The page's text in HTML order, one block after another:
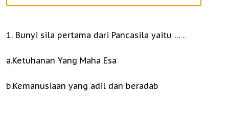
1. Bunyi sila pertama dari Pancasila yaitu … .
a.Ketuhanan Yang Maha Esa
b.Kemanusiaan yang adil dan beradab